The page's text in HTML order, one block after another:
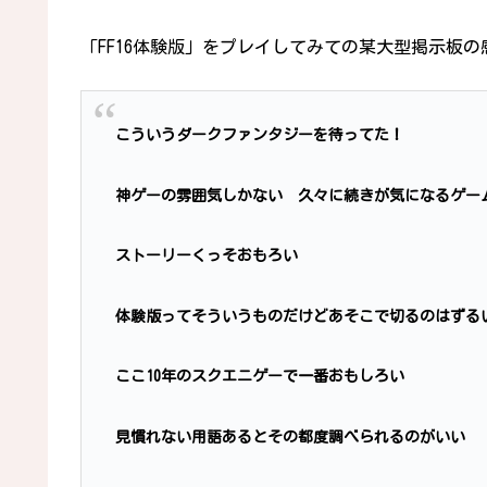
「FF16体験版」をプレイしてみての某大型掲示板の
こういうダークファンタジーを待ってた！
神ゲーの雰囲気しかない 久々に続きが気になるゲー
ストーリーくっそおもろい
体験版ってそういうものだけどあそこで切るのはずる
ここ10年のスクエニゲーで一番おもしろい
見慣れない用語あるとその都度調べられるのがいい